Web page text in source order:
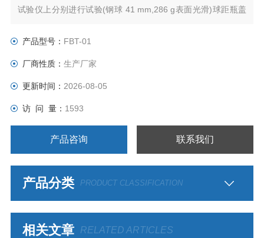
试验仪上分别进行试验(钢球 41 mm,286 g表面光滑)球距瓶盖
顶部边沿，与瓶盖边沿成45°角;垂直落于瓶益侧壁。观察瓶盖
产品型号： FBT-01
厂商性质： 生产厂家
更新时间： 2026-08-05
访 问 量： 1593
产品咨询 联系我们
产品分类 PRODUCT CLASSIFICATION
相关文章 RELATED ARTICLES